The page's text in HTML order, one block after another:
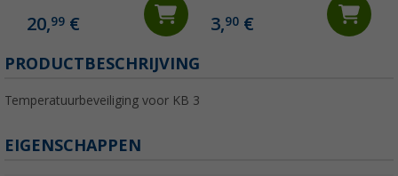
20,99 € 3,90€
PRODUCTBESCHRIJVING
Temperatuurbeveiliging voor KB 3
EIGENSCHAPPEN